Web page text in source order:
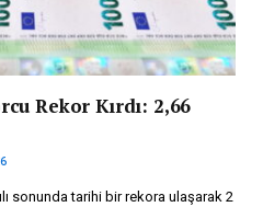
Rekor Kırdı: 2,66
sonunda tarihi bir rekora ulaşarak 2